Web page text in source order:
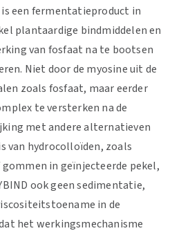
is een fermentatieproduct in
plantaardige bindmiddelen en
van fosfaat na te bootsen
Niet door de myosine uit de
zoals fosfaat, maar eerder
te versterken na de
met andere alternatieven
van hydrocolloïden, zoals
in geïnjecteerde pekel,
ook geen sedimentatie,
in de
het werkingsmechanisme